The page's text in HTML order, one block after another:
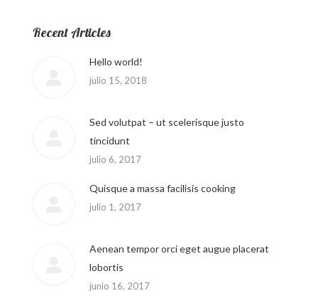
Recent Articles
Hello world!
julio 15, 2018
Sed volutpat – ut scelerisque justo
tincidunt
julio 6, 2017
Quisque a massa facilisis cooking
julio 1, 2017
Aenean tempor orci eget augue placerat
lobortis
junio 16, 2017